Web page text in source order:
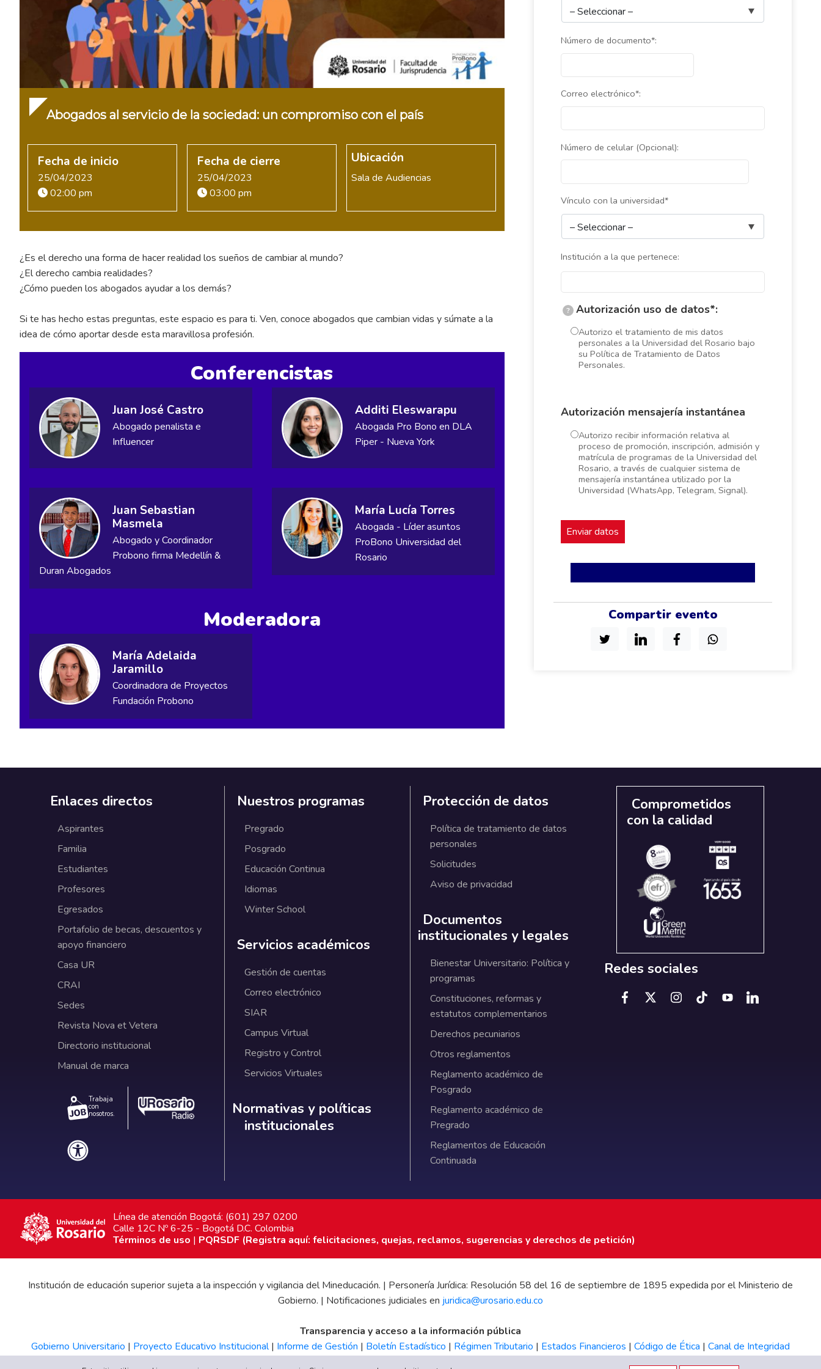
Número de documento*:
Correo electrónico*:
Número de celular (Opcional):
Vínculo con la universidad*
Institución a la que pertenece:
? Autorización uso de datos*:
Autorizo el tratamiento de mis datos
personales a la Universidad del Rosario bajo
su Política de Tratamiento de Datos
Personales.
Autorización mensajería instantánea
Autorizo recibir información relativa al
proceso de promoción, inscripción, admisión y
matrícula de programas de la Universidad del
Rosario, a través de cualquier sistema de
mensajería instantánea utilizado por la
Universidad (WhatsApp, Telegram, Signal).
Compartir evento
Abogados al servicio de la sociedad: un compromiso con el país
Fecha de inicio
25/04/2023
02:00 pm
Fecha de cierre
25/04/2023
03:00 pm
Ubicación
Sala de Audiencias
¿Es el derecho una forma de hacer realidad los sueños de cambiar al mundo?
¿El derecho cambia realidades?
¿Cómo pueden los abogados ayudar a los demás?
Si te has hecho estas preguntas, este espacio es para ti. Ven, conoce abogados que cambian vidas y súmate a la
idea de cómo aportar desde esta maravillosa profesión.
Conferencistas
Juan José Castro
Abogado penalista e
Influencer
Additi Eleswarapu
Abogada Pro Bono en DLA
Piper - Nueva York
Juan Sebastian
Masmela
Abogado y Coordinador
Probono firma Medellín &
Duran Abogados
María Lucía Torres
Abogada - Líder asuntos
ProBono Universidad del
Rosario
Moderadora
María Adelaida
Jaramillo
Coordinadora de Proyectos
Fundación Probono
Enlaces directos
Aspirantes
Familia
Estudiantes
Profesores
Egresados
Portafolio de becas, descuentos y
apoyo financiero
Casa UR
CRAI
Sedes
Revista Nova et Vetera
Directorio institucional
Manual de marca
Trabaja
con
nosotros.
Nuestros programas
Pregrado
Posgrado
Educación Continua
Idiomas
Winter School
Servicios académicos
Gestión de cuentas
Correo electrónico
SIAR
Campus Virtual
Registro y Control
Servicios Virtuales
Normativas y políticas institucionales
Normativas y políticas
institucionales
Protección de datos
Política de tratamiento de datos
personales
Solicitudes
Aviso de privacidad
Documentos
institucionales y legales
Bienestar Universitario: Política y
programas
Constituciones, reformas y
estatutos complementarios
Derechos pecuniarios
Otros reglamentos
Reglamento académico de
Posgrado
Reglamento académico de
Pregrado
Reglamentos de Educación
Continuada
Comprometidos
con la calidad
Redes sociales
Línea de atención Bogotá: (601) 297 0200
Calle 12C Nº 6-25 - Bogotá D.C. Colombia
Términos de uso | PQRSDF (Registra aquí: felicitaciones, quejas, reclamos, sugerencias y derechos de petición)
Institución de educación superior sujeta a la inspección y vigilancia del Mineducación. | Personería Jurídica: Resolución 58 del 16 de septiembre de 1895 expedida por el Ministerio de
Gobierno. | Notificaciones judiciales en juridica@urosario.edu.co
Transparencia y acceso a la información pública
Gobierno Universitario | Proyecto Educativo Institucional| Informe de Gestión | Boletín Estadístico | Régimen Tributario | Estados Financieros | Código de Ética | Canal de Integridad